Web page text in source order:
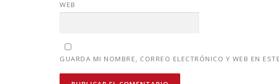
WEB
GUARDA MI NOMBRE, CORREO ELECTRÓNICO Y WEB EN